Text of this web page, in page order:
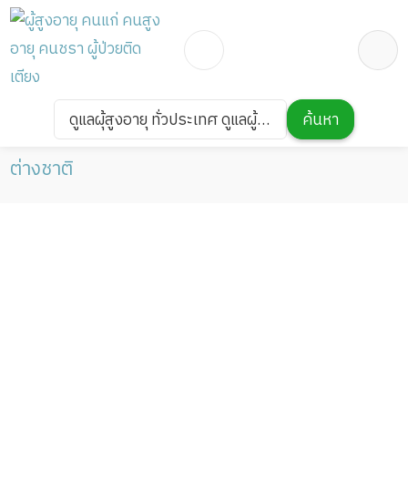
ดูแลผุ้สูงอายุ ทั่วประเทศ ดูแลผู้
ป่วย 20,000/เดือน มืออาชีพ ได้
ค้นหา
ผู้สูงอายุ ดูแลผู้ป่วย
ดูแลผุ้สูงอายุ ทั่วประเทศ
ดูแลผู้ป่วย 20,000/เดือน มืออาชีพ ได้ภาษา รับ
ต่างชาติ